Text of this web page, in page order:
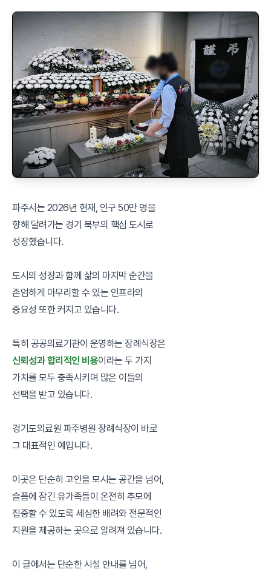
파주시는 2026년 현재, 인구 50만 명을
향해 달려가는 경기 북부의 핵심 도시로
성장했습니다.
도시의 성장과 함께 삶의 마지막 순간을
존엄하게 마무리할 수 있는 인프라의
중요성 또한 커지고 있습니다.
특히 공공의료기관이 운영하는 장례식장은
신뢰성과 합리적인 비용이라는 두 가지
가치를 모두 충족시키며 많은 이들의
선택을 받고 있습니다.
경기도의료원 파주병원 장례식장이 바로
그 대표적인 예입니다.
이곳은 단순히 고인을 모시는 공간을 넘어,
슬픔에 잠긴 유가족들이 온전히 추모에
집중할 수 있도록 세심한 배려와 전문적인
지원을 제공하는 곳으로 알려져 있습니다.
이 글에서는 단순한 시설 안내를 넘어,